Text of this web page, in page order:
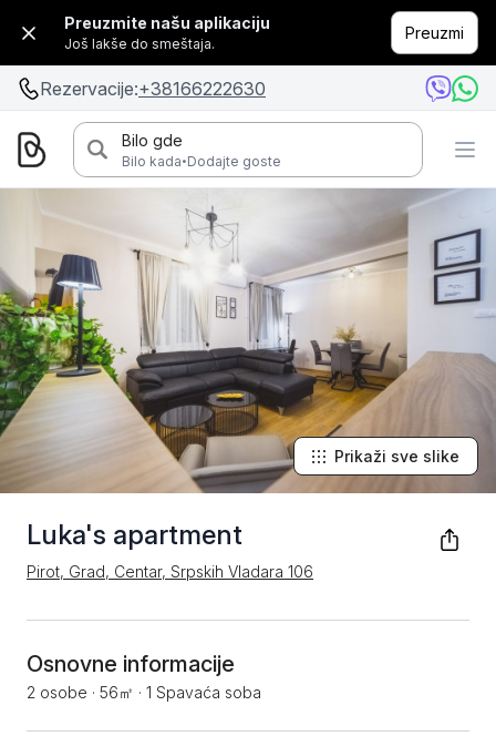
Preuzmite našu aplikaciju
Još lakše do smeštaja.
Preuzmi
Rezervacije:+38166222630
Bilo gde
Bilo kada·Dodajte goste
Luka's apartment
Pirot, Grad, Centar, Srpskih Vladara 106
Prikaži sve slike
Osnovne informacije
2 osobe · 56㎡ · 1 Spavaća soba